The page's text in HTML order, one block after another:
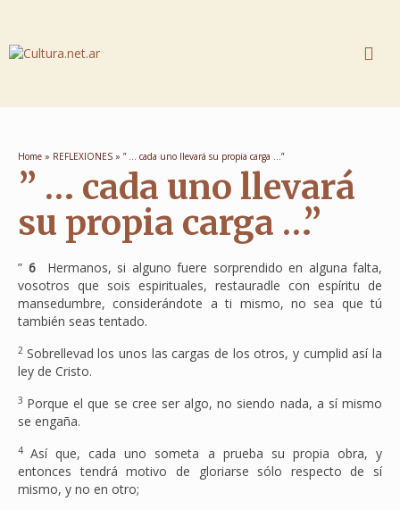
Home » REFLEXIONES » ” … cada uno llevará su propia carga …”
” … cada uno llevará
su propia carga …”
” 6
Hermanos, si alguno fuere sorprendido en alguna falta,
vosotros que sois espirituales, restauradle con espíritu de
mansedumbre, considerándote a ti mismo, no sea que tú
también seas tentado.
2 Sobrellevad los unos las cargas de los otros, y cumplid así la
ley de Cristo.
3 Porque el que se cree ser algo, no siendo nada, a sí mismo
se engaña.
4 Así que, cada uno someta a prueba su propia obra, y
entonces tendrá motivo de gloriarse sólo respecto de sí
mismo, y no en otro;